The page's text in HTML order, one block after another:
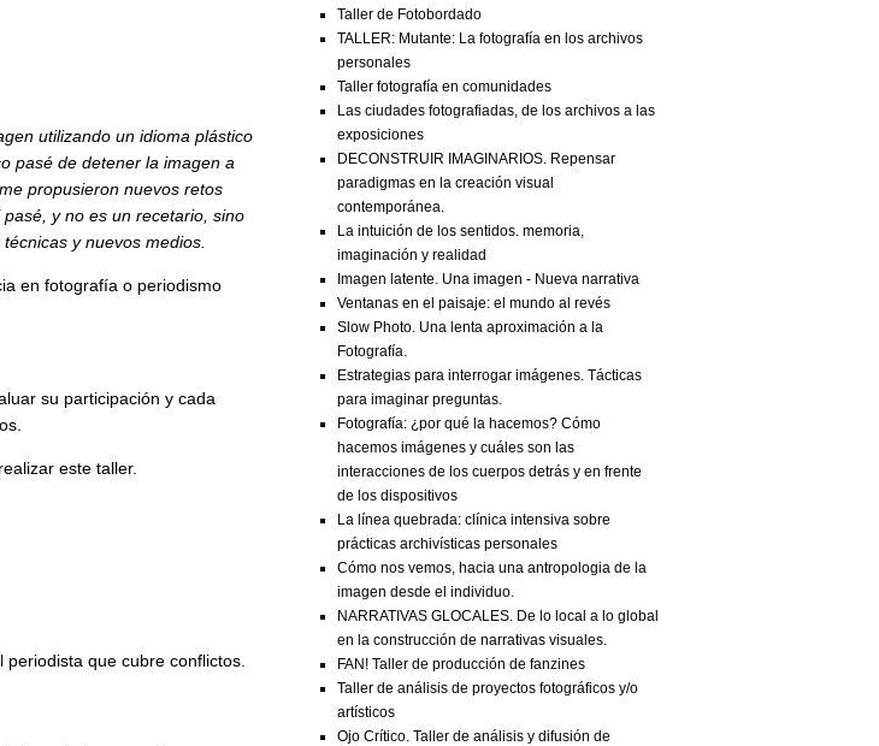
utilizando un idioma plástico
pasé de detener la imagen a
propusieron nuevos retos
y no es un recetario, sino
y nuevos medios.
en fotografía o periodismo
su participación y cada
este taller.
que cubre conflictos.
Taller de Fotobordado
TALLER: Mutante: La fotografía en los archivos
personales
Taller fotografía en comunidades
Las ciudades fotografiadas, de los archivos a las
exposiciones
DECONSTRUIR IMAGINARIOS. Repensar
paradigmas en la creación visual
contemporánea.
La intuición de los sentidos. memoria,
imaginación y realidad
Imagen latente. Una imagen - Nueva narrativa
Ventanas en el paisaje: el mundo al revés
Slow Photo. Una lenta aproximación a la
Fotografía.
Estrategias para interrogar imágenes. Tácticas
para imaginar preguntas.
Fotografía: ¿por qué la hacemos? Cómo
hacemos imágenes y cuáles son las
interacciones de los cuerpos detrás y en frente
de los dispositivos
La línea quebrada: clínica intensiva sobre
prácticas archivísticas personales
Cómo nos vemos, hacia una antropologia de la
imagen desde el individuo.
NARRATIVAS GLOCALES. De lo local a lo global
en la construcción de narrativas visuales.
FAN! Taller de producción de fanzines
Taller de análisis de proyectos fotográficos y/o
artísticos
Ojo Crítico. Taller de análisis y difusión de